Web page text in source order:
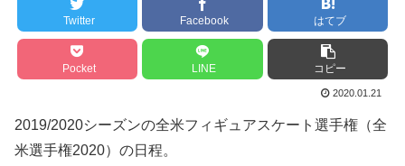
Twitter Facebook はてブ
Pocket LINE コピー
2020.01.21
2019/2020シーズンの全米フィギュアスケート選手権（全
米選手権2020）の日程。